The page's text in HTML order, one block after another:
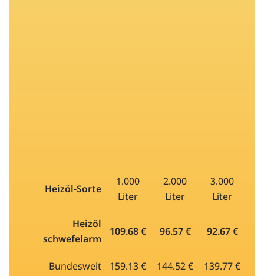
Heizöl-Sorte
1.000
Liter
2.000
Liter
3.000
Liter
Heizöl
schwefelarm
109.68 € 96.57 € 92.67 €
Bundesweit 159.13 € 144.52 € 139.77 €